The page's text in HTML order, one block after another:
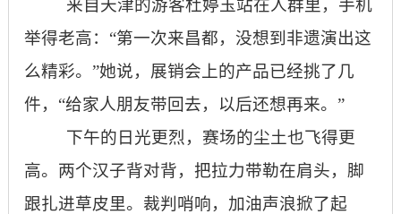
来自天津的游客杜婷玉站在人群里，手机
举得老高：“第一次来昌都，没想到非遗演出这
么精彩。”她说，展销会上的产品已经挑了几
件，“给家人朋友带回去，以后还想再来。”
下午的日光更烈，赛场的尘土也飞得更
高。两个汉子背对背，把拉力带勒在肩头，脚
跟扎进草皮里。裁判哨响，加油声浪掀了起